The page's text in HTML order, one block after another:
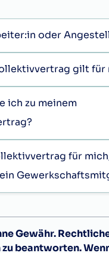
oder
gilt für
ich zu meinem
für
Gewähr.
beantworten.